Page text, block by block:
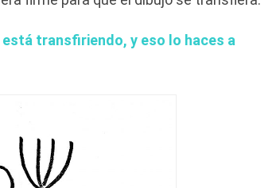
transfiriendo, y eso lo haces a